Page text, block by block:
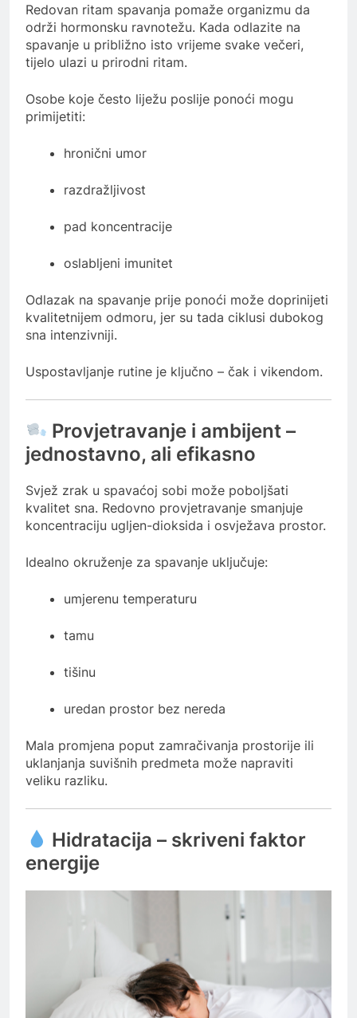
Redovan ritam spavanja pomaže organizmu da
održi hormonsku ravnotežu. Kada odlazite na
spavanje u približno isto vrijeme svake večeri,
tijelo ulazi u prirodni ritam.
Osobe koje često liježu poslije ponoći mogu
primijetiti:
hronični umor
razdražljivost
pad koncentracije
oslabljeni imunitet
Odlazak na spavanje prije ponoći može doprinijeti
kvalitetnijem odmoru, jer su tada ciklusi dubokog
sna intenzivniji.
Uspostavljanje rutine je ključno – čak i vikendom.
Provjetravanje i ambijent –
jednostavno, ali efikasno
Svjež zrak u spavaćoj sobi može poboljšati
kvalitet sna. Redovno provjetravanje smanjuje
koncentraciju ugljen-dioksida i osvježava prostor.
Idealno okruženje za spavanje uključuje:
umjerenu temperaturu
tamu
tišinu
uredan prostor bez nereda
Mala promjena poput zamračivanja prostorije ili
uklanjanja suvišnih predmeta može napraviti
veliku razliku.
Hidratacija – skriveni faktor
energije